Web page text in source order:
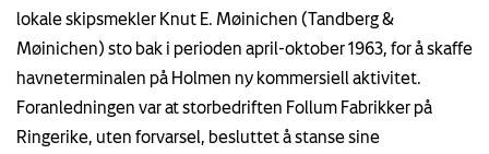
lokale skipsmekler Knut E. Møinichen (Tandberg &
Møinichen) sto bak i perioden april-oktober 1963, for å skaffe
havneterminalen på Holmen ny kommersiell aktivitet.
Foranledningen var at storbedriften Follum Fabrikker på
Ringerike, uten forvarsel, besluttet å stanse sine